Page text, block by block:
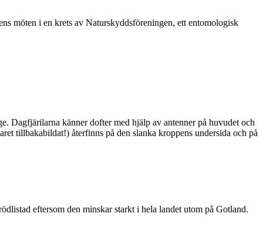
möten i en krets av Naturskyddsföreningen, ett entomologisk
Dagfjärilarna känner dofter med hjälp av antenner på huvudet och
tillbakabildat!) återfinns på den slanka kroppens undersida och på
eftersom den minskar starkt i hela landet utom på Gotland.